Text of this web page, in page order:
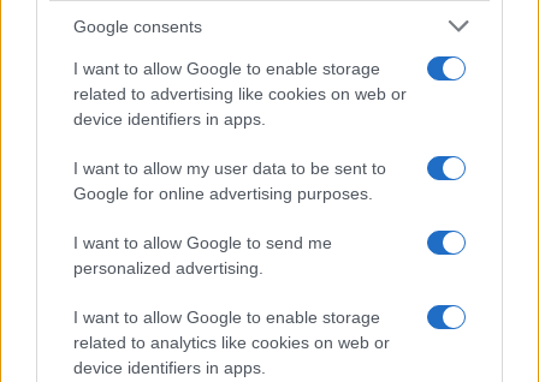
Google consents
I want to allow Google to enable storage
related to advertising like cookies on web or
device identifiers in apps.
I want to allow my user data to be sent to
Google for online advertising purposes.
I want to allow Google to send me
personalized advertising.
I want to allow Google to enable storage
related to analytics like cookies on web or
device identifiers in apps.
Rufián en el panorama político español
Gabriel Rufián ha logrado captar la atención mediática…